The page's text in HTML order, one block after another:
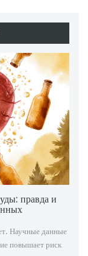
правда и
Научные данные
повышает риск